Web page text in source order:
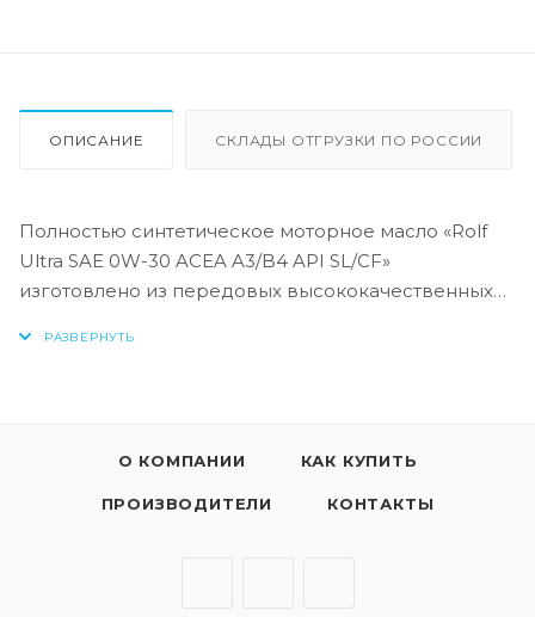
ОПИСАНИЕ СКЛАДЫ ОТГРУЗКИ ПО РОССИИ
Полностью синтетическое моторное масло «Rolf
Ultra SAE 0W-30 ACEA A3/B4 API SL/CF»
изготовлено из передовых высококачественных
обеспечивая его максимальную мощность и
производительность в любых условиях
О КОМПАНИИ КАК КУПИТЬ
ПРОИЗВОДИТЕЛИ КОНТАКТЫ